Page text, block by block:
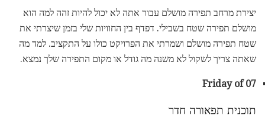
יצירת מרחב תפירה מושלם עבור אתה לא יכול להיות זהה למה הוא
מושלם תפירה שטח בשבילי. דפדף בין החוויות שלי בזמן שיצרתי את
שטח תפירה מושלם ושמרתי את הפרויקט כולו על התקציב. למד מה
שאתה צריך לשקול לא משנה מה גודל או מקום התפירה שלך נמצא.
Friday of 07
תוכנית תפאורה חדר